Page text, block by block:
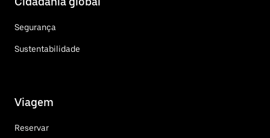
Segurança
Sustentabilidade
Viagem
Reservar